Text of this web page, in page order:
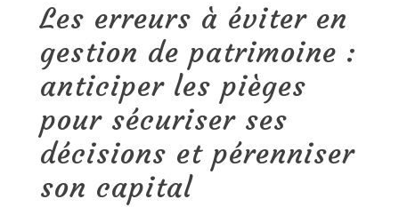
Les erreurs à éviter en
gestion de patrimoine :
anticiper les pièges
pour sécuriser ses
décisions et pérenniser
son capital